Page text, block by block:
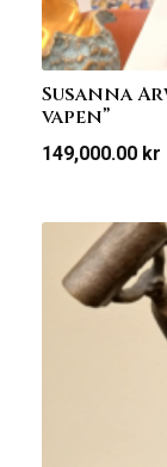
Susanna
vapen”
149,000.00 kr